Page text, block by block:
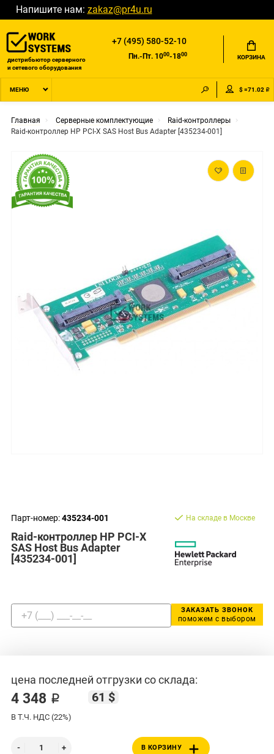
Напишите нам: zakaz@pr4u.ru
дистрибьютор серверного
и сетевого оборудования
+7 (495) 580-52-10
Пн.-Пт. 1000-1800 КОРЗИНА
МЕНЮ $ =71.02 ₽
Главная Серверные комплектующие
Raid-контроллеры
Raid-контроллер HP PCI-X SAS Host Bus Adapter [435234-001]
Парт-номер:435234-001
Raid-контроллер HP PCI-X
SAS Host Bus Adapter
[435234-001]
На складе в Москве
ЗАКАЗАТЬ ЗВОНОК
поможем с выбором
цена последней отгрузки со склада:
4 348 ₽ 61 $
В Т.Ч. НДС (22%)
В КОРЗИНУ